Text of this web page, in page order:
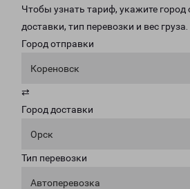
Чтобы узнать тариф, укажите город
доставки, тип перевозки и вес груза.
Город отправки
Кореновск
⇄
Город доставки
Орск
Тип перевозки
Автоперевозка